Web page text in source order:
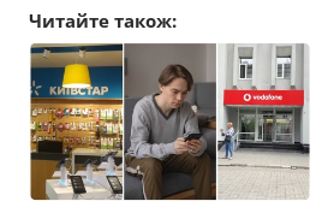
Читайте також: